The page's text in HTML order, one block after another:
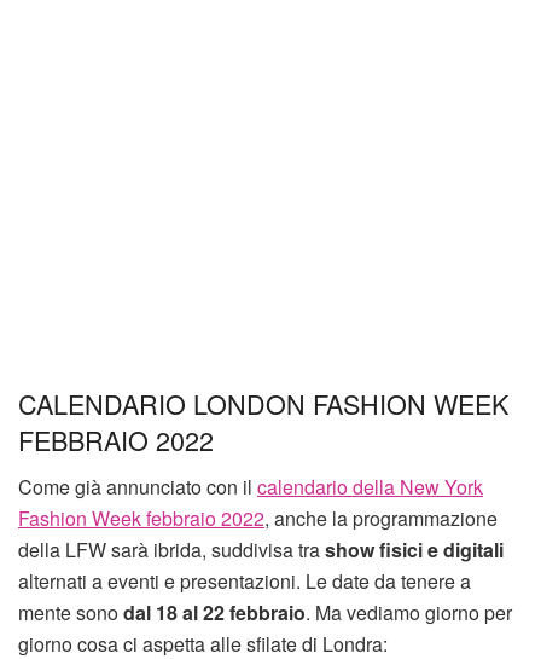
CALENDARIO LONDON FASHION WEEK
FEBBRAIO 2022
Come già annunciato con il calendario della New York
Fashion Week febbraio 2022, anche la programmazione
della LFW sarà ibrida, suddivisa trashow fisici e digitali
alternati a eventi e presentazioni. Le date da tenere a
mente sonodal 18 al 22 febbraio. Ma vediamo giorno per
giorno cosa ci aspetta alle sfilate di Londra: